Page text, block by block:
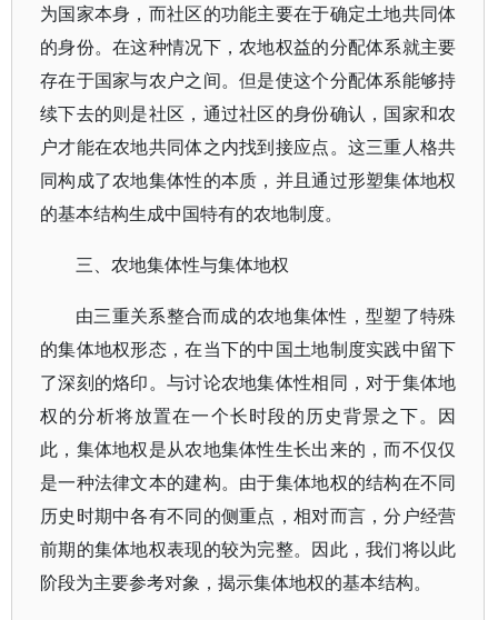
为国家本身，而社区的功能主要在于确定土地共同体
的身份。在这种情况下，农地权益的分配体系就主要
存在于国家与农户之间。但是使这个分配体系能够持
续下去的则是社区，通过社区的身份确认，国家和农
户才能在农地共同体之内找到接应点。这三重人格共
同构成了农地集体性的本质，并且通过形塑集体地权
的基本结构生成中国特有的农地制度。
三、农地集体性与集体地权
由三重关系整合而成的农地集体性，型塑了特殊
的集体地权形态，在当下的中国土地制度实践中留下
了深刻的烙印。与讨论农地集体性相同，对于集体地
权的分析将放置在一个长时段的历史背景之下。因
此，集体地权是从农地集体性生长出来的，而不仅仅
是一种法律文本的建构。由于集体地权的结构在不同
历史时期中各有不同的侧重点，相对而言，分户经营
前期的集体地权表现的较为完整。因此，我们将以此
阶段为主要参考对象，揭示集体地权的基本结构。